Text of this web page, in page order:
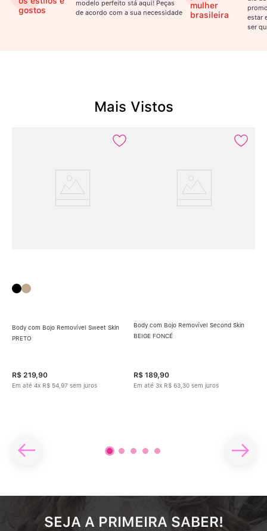
gostos
modelo perfeito stá aqui! Peças
de acordo com a sua necessidade
mulher
brasileira
estar
ser
Mais Vistos
Body com Bojo Removível Sweet Skin
PRETO
R$ 219,90
Em até 4x R$ 54 97 sem juros
Body com Bojo Removível Second Skin
BEIGE FONCÉ
R$ 189,90
Em até 3x R$ 63 30 sem juros
SEJA A PRIMEIRA SABER!